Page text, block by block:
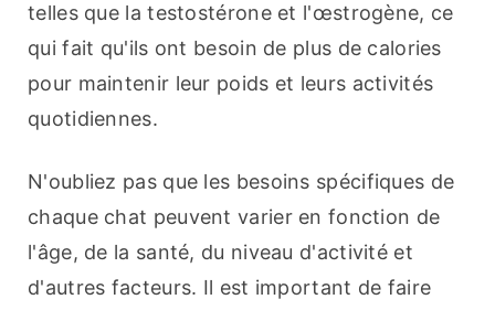
telles que la testostérone et l'œstrogène, ce
qui fait qu'ils ont besoin de plus de calories
pour maintenir leur poids et leurs activités
quotidiennes.
N'oubliez pas que les besoins spécifiques de
chaque chat peuvent varier en fonction de
l'âge, de la santé, du niveau d'activité et
d'autres facteurs. Il est important de faire